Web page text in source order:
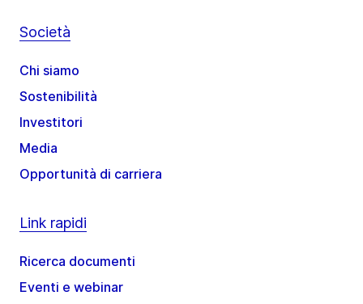
Società
Chi siamo
Sostenibilità
Investitori
Media
Opportunità di carriera
Link rapidi
Ricerca documenti
Eventi e webinar